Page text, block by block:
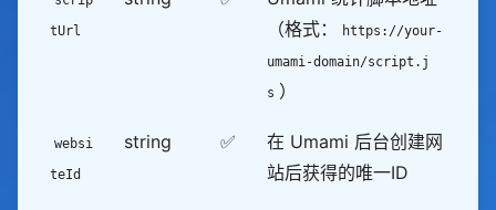
tUrl
（格式：
https://your-
umami-domain/script.j
s ）
websi
teId
string ✅
在 Umami 后台创建网
站后获得的唯一ID